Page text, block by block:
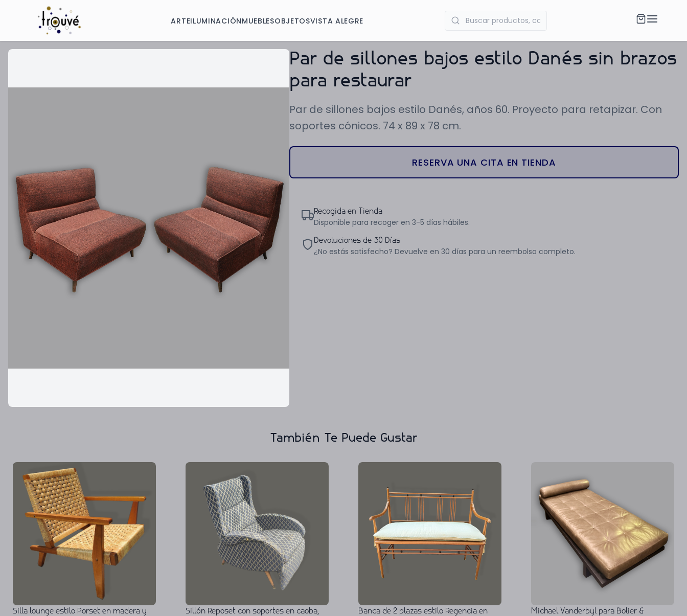
ARTEILUMINACIÓNMUEBLESOBJETOSVISTA ALEGRE
Par de sillones bajos estilo Danés sin brazos
para restaurar
Par de sillones bajos estilo Danés, años 60. Proyecto para retapizar. Con
soportes cónicos. 74 x 89 x 78 cm.
RESERVA UNA CITA EN TIENDA
Recogida en Tienda
Disponible para recoger en 3-5 días hábiles.
Devoluciones de 30 Días
¿No estás satisfecho? Devuelve en 30 días para un reembolso completo.
También Te Puede Gustar
Silla lounge estilo Porset en madera y
Sillón Reposet con soportes en caoba,
Banca de 2 plazas estilo Regencia en
Michael Vanderbyl para Bolier &